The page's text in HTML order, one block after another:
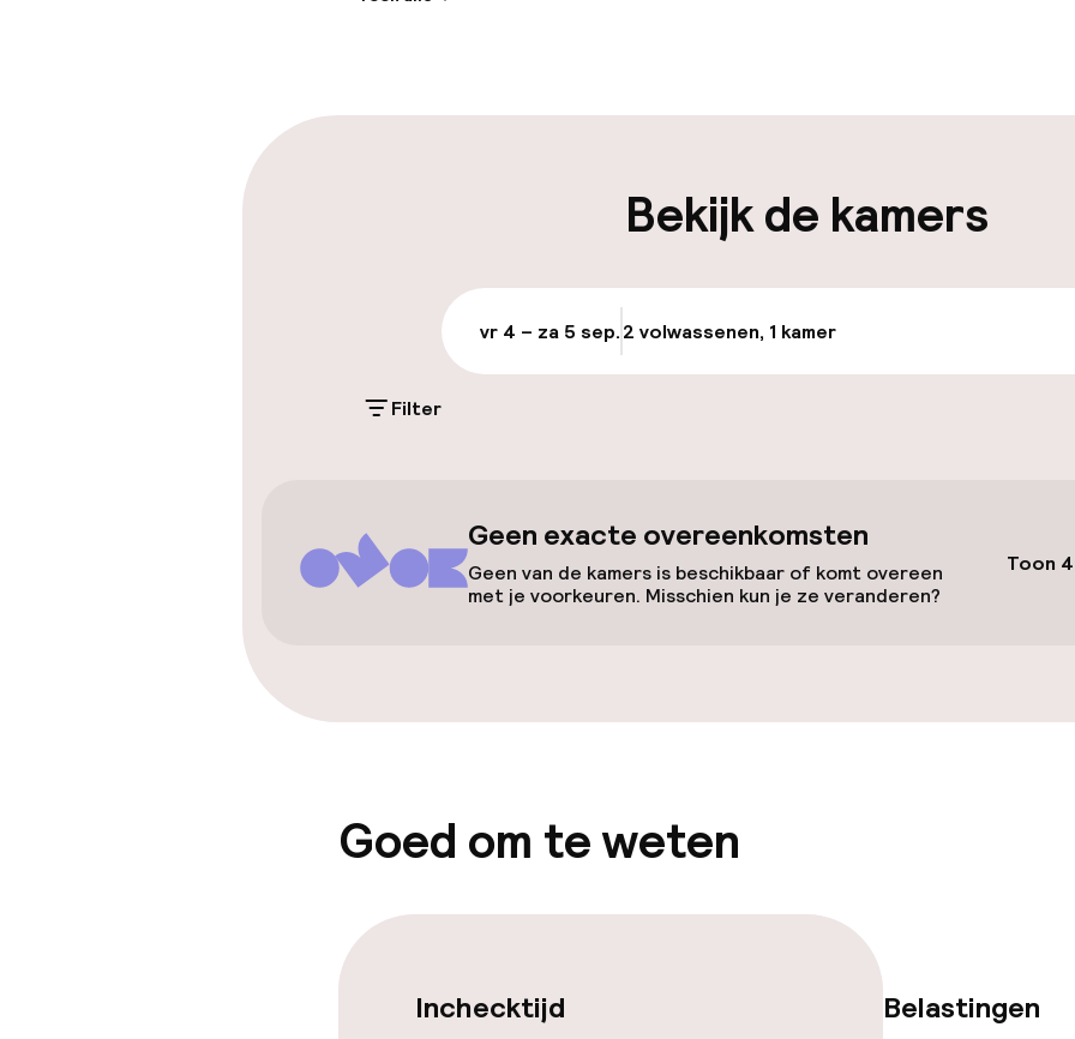
Parkeergelegenheid op eigen
PLN 40,00 per dag
Openbaar parkeren
Transferservice
Overal rolstoeltoegankelijk
Lift
Entertainment
Bekijk de kamers
vr 4 – za 5 sep.2 volwassenen, 1 kamer
Filter
Geen exacte overeenkomsten
Geen van de kamers is beschikbaar of komt overeen
met je voorkeuren. Misschien kun je ze veranderen?
Toon
Goed om te weten
Inchecktijd Belastingen